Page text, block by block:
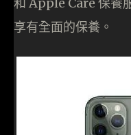
享有全面的保養。